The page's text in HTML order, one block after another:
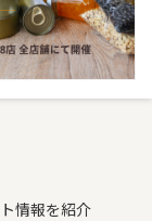
情報を紹介